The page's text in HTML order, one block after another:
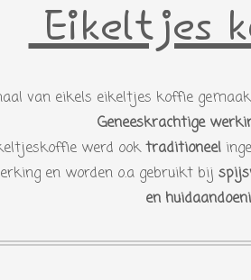
Eikeltjes
van eikels eikeltjes koffie
Geneeskrachtige
werd ooktraditioneel
en worden o.a gebruikt bij
en